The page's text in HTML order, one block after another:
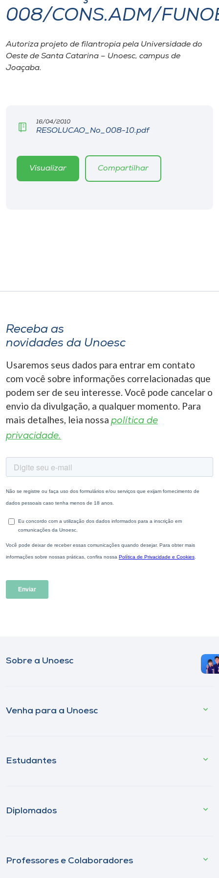
I.nova
Diplomados
Editora
A+
008/CONS.ADM/
Autoriza projeto de filantropia pela Universidade do
Oeste de Santa Catarina – Unoesc, campus de
Joaçaba.
16/04/2010
RESOLUCAO_No_008-10.pdf
Visualizar Compartilhar
Receba as
novidades da Unoesc
Usaremos seus dados para entrar em contato
com você sobre informações correlacionadas que
podem ser de seu interesse. Você pode cancelar o
envio da divulgação, a qualquer momento. Para
mais detalhes, leia nossa política de
privacidade.
Sobre a Unoesc
Venha para a Unoesc
Estudantes
Diplomados
Professores e Colaboradores